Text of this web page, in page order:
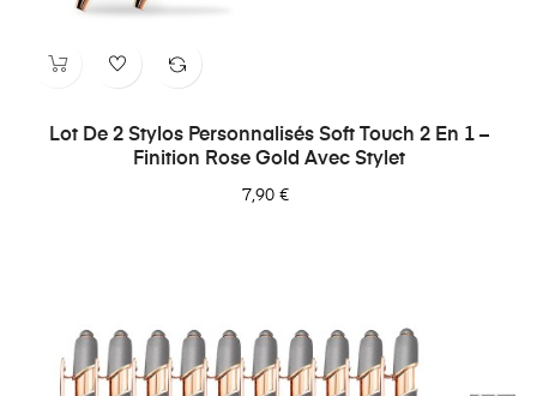
Lot De 2 Stylos Personnalisés Soft Touch 2 En 1 –
Finition Rose Gold Avec Stylet
7,90 €